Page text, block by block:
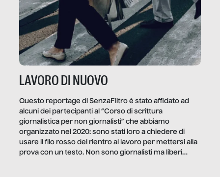
LAVORO DI NUOVO
Questo reportage di SenzaFiltro è stato affidato ad
alcuni dei partecipanti al “Corso di scrittura
giornalistica per non giornalisti” che abbiamo
organizzato nel 2020: sono stati loro a chiedere di
usare il filo rosso del rientro al lavoro per mettersi alla
prova con un testo. Non sono giornalisti ma liberi